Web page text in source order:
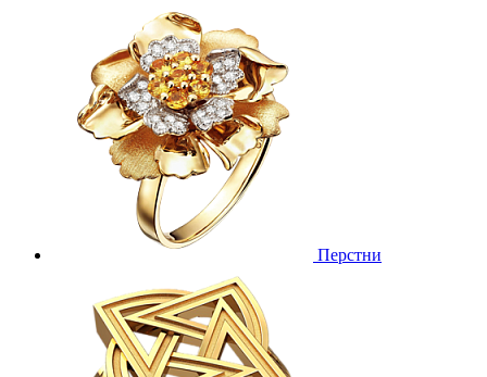
Перстни